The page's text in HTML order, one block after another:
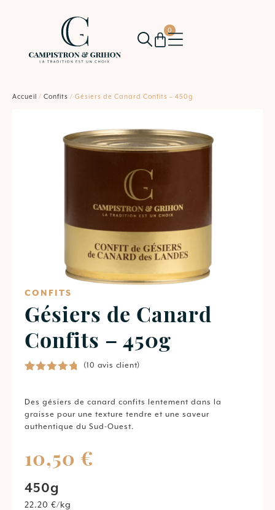
0
Accueil / Confits / Gésiers de Canard Confits – 450g
CONFITS
Gésiers de Canard
Confits – 450g
basé
sur
notations
client
(10 avis client)
Des gésiers de canard confits lentement dans la
graisse pour une texture tendre et une saveur
authentique du Sud-Ouest.
10,50 €
450g
22.20 €/kg